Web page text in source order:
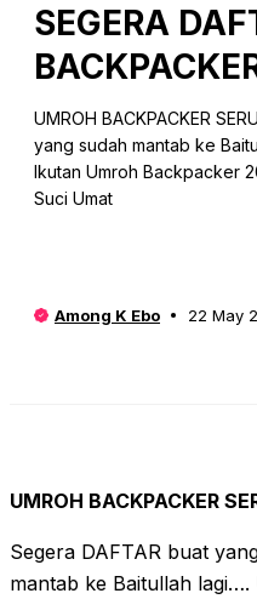
SEGERA
UMROH BACKPACKER
yang sudah mantab ke
Ikutan Umroh Backpacker
Suci Umat
Among K Ebo 22 May
UMROH BACKPACKER
Segera DAFTAR buat
mantab ke Baitullah